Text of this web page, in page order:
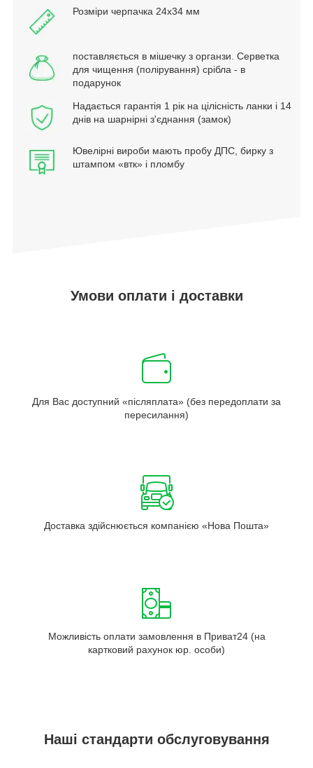
Розміри черпачка 24х34 мм
поставляється в мішечку з органзи. Серветка
для чищення (полірування) срібла - в
подарунок
Надається гарантія 1 рік на цілісність ланки і 14
днів на шарнірні з'єднання (замок)
Ювелірні вироби мають пробу ДПС, бирку з
штампом «втк» і пломбу
Умови оплати і доставки
Для Вас доступний «післяплата» (без передоплати за
пересилання)
Доставка здійснюється компанією «Нова Пошта»
Можливість оплати замовлення в Приват24 (на
картковий рахунок юр. особи)
Наші стандарти обслуговування